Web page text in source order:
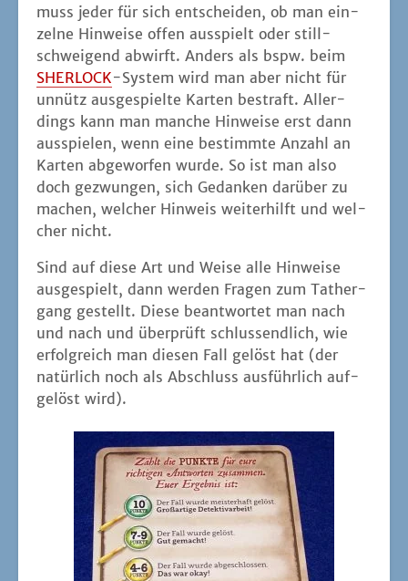
muss jeder für sich ent­schei­den, ob man ein­
zel­ne Hin­wei­se offen aus­spielt oder still­
schwei­gend abwirft. Anders als bspw. beim
SHERLOCK-Sys­tem wird man aber nicht für
unnütz aus­ge­spiel­te Kar­ten bestraft. Aller­
dings kann man man­che Hin­wei­se erst dann
aus­spie­len, wenn eine bestimm­te Anzahl an
Kar­ten abge­wor­fen wur­de. So ist man also
doch gezwun­gen, sich Gedan­ken dar­über zu
machen, wel­cher Hin­weis wei­ter­hilft und wel­
cher nicht.
Sind auf die­se Art und Wei­se alle Hin­wei­se
aus­ge­spielt, dann wer­den Fra­gen zum Tat­her­
gang gestellt. Die­se beant­wor­tet man nach
und nach und über­prüft schluss­end­lich, wie
erfolg­reich man die­sen Fall gelöst hat (der
natür­lich noch als Abschluss aus­führ­lich auf­
ge­löst wird).